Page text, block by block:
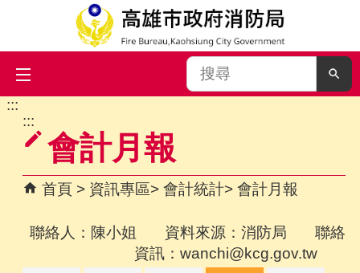
跳到主要內容區塊
搜
尋
:::
:::
會計月報
首頁 資訊專區 會計統計 會計月報
聯絡人：陳小姐 資料來源：消防局 聯絡
資訊：wanchi@kcg.gov.tw